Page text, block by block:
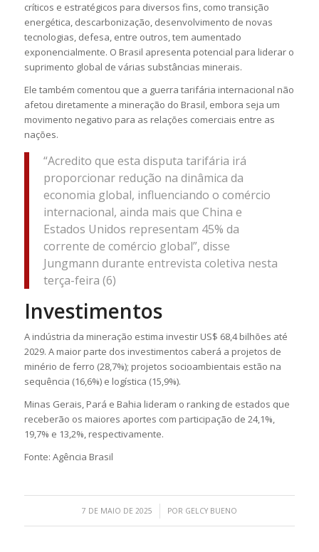
críticos e estratégicos para diversos fins, como transição
energética, descarbonização, desenvolvimento de novas
tecnologias, defesa, entre outros, tem aumentado
exponencialmente. O Brasil apresenta potencial para liderar o
suprimento global de várias substâncias minerais.
Ele também comentou que a guerra tarifária internacional não
afetou diretamente a mineração do Brasil, embora seja um
movimento negativo para as relações comerciais entre as
nações.
“Acredito que esta disputa tarifária irá
proporcionar redução na dinâmica da
economia global, influenciando o comércio
internacional, ainda mais que China e
Estados Unidos representam 45% da
corrente de comércio global”, disse
Jungmann durante entrevista coletiva nesta
terça-feira (6)
Investimentos
A indústria da mineração estima investir US$ 68,4 bilhões até
2029. A maior parte dos investimentos caberá a projetos de
minério de ferro (28,7%); projetos socioambientais estão na
sequência (16,6%) e logística (15,9%).
Minas Gerais, Pará e Bahia lideram o ranking de estados que
receberão os maiores aportes com participação de 24,1%,
19,7% e 13,2%, respectivamente.
Fonte: Agência Brasil
7 DE MAIO DE 2025
/ POR GELCY BUENO